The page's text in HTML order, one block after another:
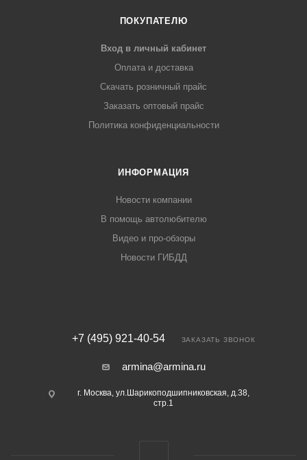
ПОКУПАТЕЛЮ
Вход в личный кабинет
Оплата и доставка
Скачать розничный прайс
Заказать оптовый прайс
Политика конфиденциальности
ИНФОРМАЦИЯ
Новости компании
В помощь автолюбителю
Видео и про-обзоры
Новости ГИБДД
+7 (495) 921-40-54 ЗАКАЗАТЬ ЗВОНОК
armina@armina.ru
г. Москва, ул.Шарикоподшипниковская, д.38,
стр.1